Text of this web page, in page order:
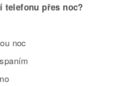
telefonu přes noc?
noc